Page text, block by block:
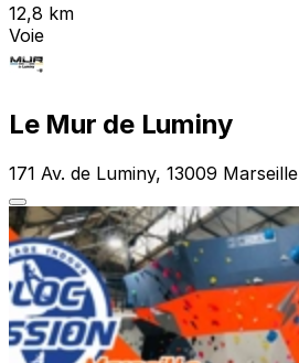
12,8 km
Voie
Le Mur de Luminy
171 Av. de Luminy, 13009 Marseille